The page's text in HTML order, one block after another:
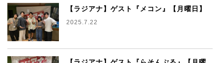
【ラジアナ】ゲスト『メコン』【月曜日】
2025.7.22